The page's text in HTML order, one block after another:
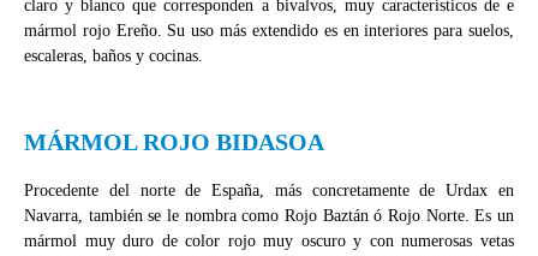
claro y blanco que corresponden a bivalvos, muy característicos de e
mármol rojo Ereño. Su uso más extendido es en interiores para suelos,
escaleras, baños y cocinas.
MÁRMOL ROJO BIDASOA
Procedente del norte de España, más concretamente de Urdax en
Navarra, también se le nombra como Rojo Baztán ó Rojo Norte. Es un
mármol muy duro de color rojo muy oscuro y con numerosas vetas